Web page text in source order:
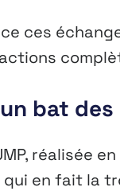
ces
bat
réalisée
en fait la